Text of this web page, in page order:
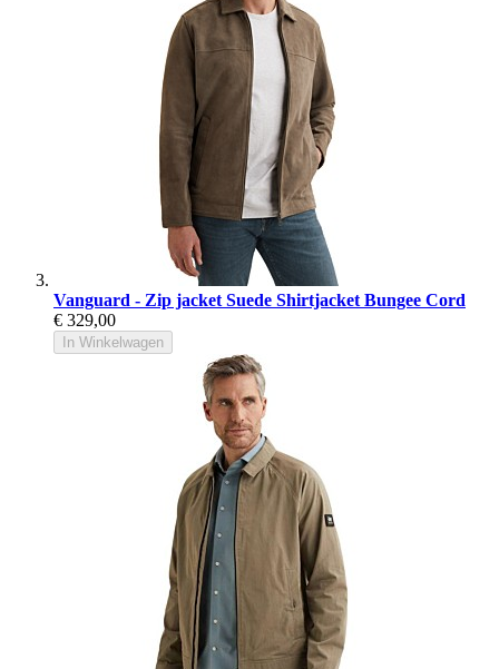
Vanguard - Zip jacket Suede Shirtjacket Bungee Cord
€ 329,00
In Winkelwagen